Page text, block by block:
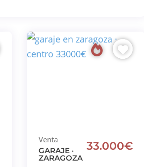
Venta
GARAJE ·
ZARAGOZA
33.000€